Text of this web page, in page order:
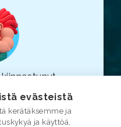
vesi.fi-
uuteen
evästeistä
kerätäksemme ja
ja käyttöä,